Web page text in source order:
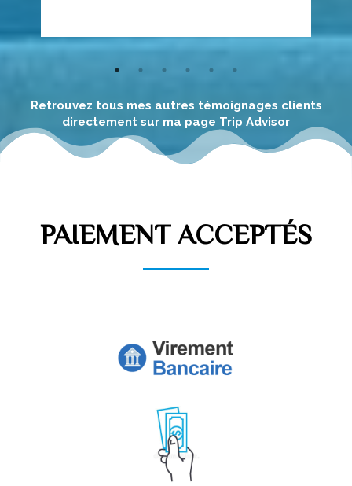
Retrouvez tous mes autres témoignages clients
directement sur ma page Trip Advisor
PAIEMENT ACCEPTÉS